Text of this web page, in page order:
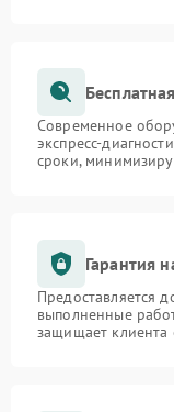
Современное
экспресс-
сроки,
Гарантия
Предоставляется
выполненные
защищает клиента